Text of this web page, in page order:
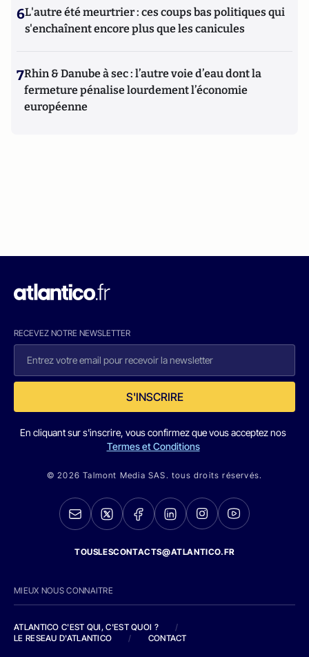
6L'autre été meurtrier : ces coups bas politiques qui
s'enchaînent encore plus que les canicules
7Rhin & Danube à sec : l’autre voie d’eau dont la
fermeture pénalise lourdement l’économie
européenne
RECEVEZ NOTRE NEWSLETTER
S'INSCRIRE
En cliquant sur s'inscrire, vous confirmez que vous acceptez nos
Termes et Conditions
© 2026 Talmont Media SAS. tous droits réservés.
TOUSLESCONTACTS@ATLANTICO.FR
MIEUX NOUS CONNAITRE
ATLANTICO C'EST QUI, C'EST QUOI ?
/
LE RESEAU D'ATLANTICO
/ CONTACT